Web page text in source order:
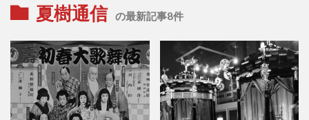
夏樹通信 の最新記事8件